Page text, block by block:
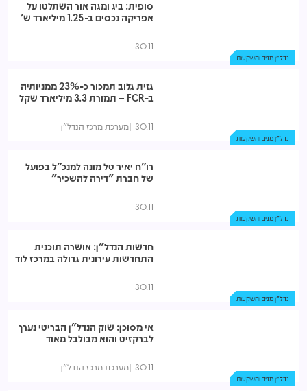
נדל"ן מניב והשקעות
סופית: ביג ומגה אור השתלטו על
אפריקה נכסים ב-1.25 מיליארד ש'
30.11
נדל"ן מניב והשקעות
גזית גלוב תמכור כ-23% ממניותיה
ב-FCR – תמורת 3.3 מיליארד שקל
30.11 מערכת מרכז הנדל"ן
נדל"ן מניב והשקעות
רו"ח יאיר טל מונה למנכ"ל בפועל
של חברת "דירה להשכיר"
30.11
נדל"ן מניב והשקעות
חדשות הנדל"ן: אושרה תוכנית
התחדשות עירונית גדולה במרכז לוד
30.11
נדל"ן מניב והשקעות
אי מסוכן: שוק הנדל"ן הבריטי נערך
לברקזיט והוא מבולבל מאוד
30.11 מערכת מרכז הנדל"ן